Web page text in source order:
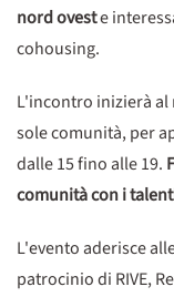
nord oveste
cohousing.
L'incontro inizierà
sole comunità, per
dalle 15 fino alle 19.
comunità con i
L'evento aderisce
patrocinio di RIVE,